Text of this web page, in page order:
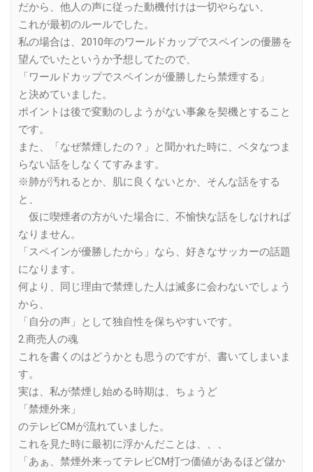
だから、他人の声に従った動機付けは一切やらない、
これが最初のルールでした。
私の場合は、2010年のワールドカップでスペインの優勝を
望んでいたというか予想してたので、
「ワールドカップでスペインが優勝したら禁煙する」
と決めていました。
ポイントは後で変動のしようがない事象を契機とすること
です。
また、「なぜ禁煙したの？」と聞かれた時に、ベタなつま
らない話をしなくてすみます。
※肺が汚れるとか、肌に良くないとか、そんな話をする
と、
仮に喫煙者の方がいた場合に、不愉快な話をしなければ
なりません。
「スペインが優勝したから」なら、好きなサッカーの話題
になります。
何より、同じ理由で禁煙した人は滅多に会わないでしょう
から、
「自分の声」として独自性を保ちやすいです。
2.商売人の魂
これを書くのはどうかとも思うのですが、書いてしまいま
す。
実は、私が禁煙し始める時期は、ちょうど
「禁煙外来」
のテレビCMが流れていました。
これを見た時に最初に浮かんだことは、、、
「あぁ、禁煙外来ってテレビCM打つ価値があるほど儲か